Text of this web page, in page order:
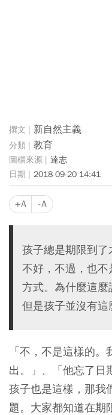
新自然主義
教育
達志
2018-09-20 14:41
+A -A
孩子總是期限到
不好，不過，也不
方式。為什麼這麼
但是孩子並沒有這
「不，不是這樣的
出。」、「他忘了日
孩子也是這樣，那我
題。大家都知道在期